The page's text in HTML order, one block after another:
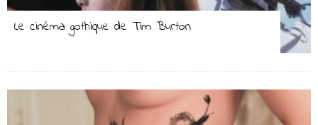
Le cinéma gothique de Tim Burton